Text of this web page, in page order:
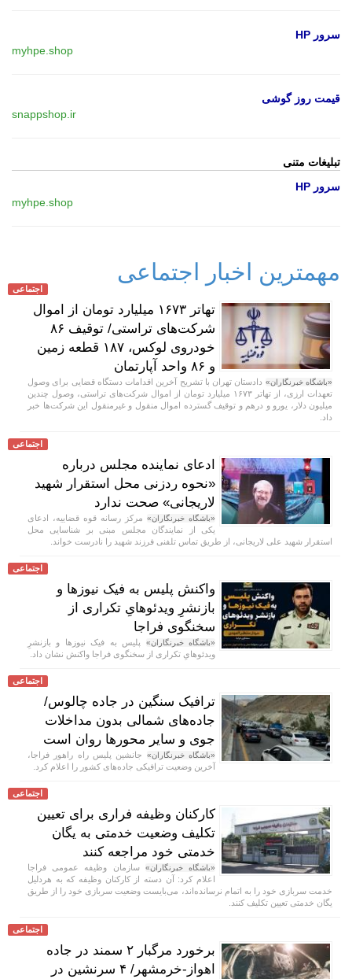
سرور HP
myhpe.shop
قیمت روز گوشی
snappshop.ir
تبلیغات متنی
سرور HP
myhpe.shop
مهمترین اخبار اجتماعی
اجتماعی
تهاتر ۱۶۷۳ میلیارد تومان از اموال
شرکت‌های تراستی/ توقیف ۸۶
خودروی لوکس، ۱۸۷ قطعه زمین
و ۸۶ واحد آپارتمان
«باشگاه خبرنگاران» دادستان تهران با تشریح آخرین اقدامات دستگاه قضایی برای وصول
تعهدات ارزی، از تهاتر ۱۶۷۳ میلیارد تومان از اموال شرکت‌های تراستی، وصول چندین
میلیون دلار، یورو و درهم و توقیف گسترده اموال منقول و غیرمنقول این شرکت‌ها خبر
داد.
اجتماعی
ادعای نماینده مجلس درباره
«نحوه ردزنی محل استقرار شهید
لاریجانی» صحت ندارد
«باشگاه خبرنگاران» مرکز رسانه قوه قضاییه، ادعای
یکی از نمایندگان مجلس مبنی بر شناسایی محل
استقرار شهید علی لاریجانی، از طریق تماس تلفنی فرزند شهید را نادرست خواند.
اجتماعی
واکنش پلیس به فیک نیوز‌ها و
بازنشرِ ویدئوهایِ تکراری از
سخنگوی فراجا
«باشگاه خبرنگاران» پلیس به فیک نیوزها و بازنشرِ
ویدئوهایِ تکراری از سخنگوی فراجا واکنش نشان داد.
اجتماعی
ترافیک سنگین در جاده چالوس/
جاده‌های شمالی بدون مداخلات
جوی و سایر محور‌ها روان است
«باشگاه خبرنگاران» جانشین پلیس راه راهور فراجا،
آخرین وضعیت ترافیکی جاده‌های کشور را اعلام کرد.
اجتماعی
کارکنان وظیفه فراری برای تعیین
تکلیف وضعیت خدمتی به یگان
خدمتی خود مراجعه کنند
«باشگاه خبرنگاران» سازمان وظیفه عمومی فراجا
اعلام کرد: آن دسته از کارکنان وظیفه که به هردلیل
خدمت سربازی خود را به اتمام نرسانده‌اند، می‌بایست وضعیت سربازی خود را از طریق
یگان خدمتی تعیین تکلیف کنند.
اجتماعی
برخورد مرگبار ۲ سمند در جاده
اهواز-خرمشهر/ ۴ سرنشین در